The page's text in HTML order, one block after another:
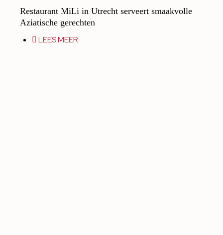
Restaurant MiLi in Utrecht serveert smaakvolle
Aziatische gerechten
LEES MEER